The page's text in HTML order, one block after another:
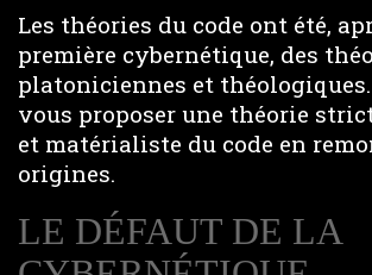
Les théories du code ont été,
première cybernétique, des
platoniciennes et théologiques.
vous proposer une théorie
et matérialiste du code en
origines.
LE DÉFAUT DE LA